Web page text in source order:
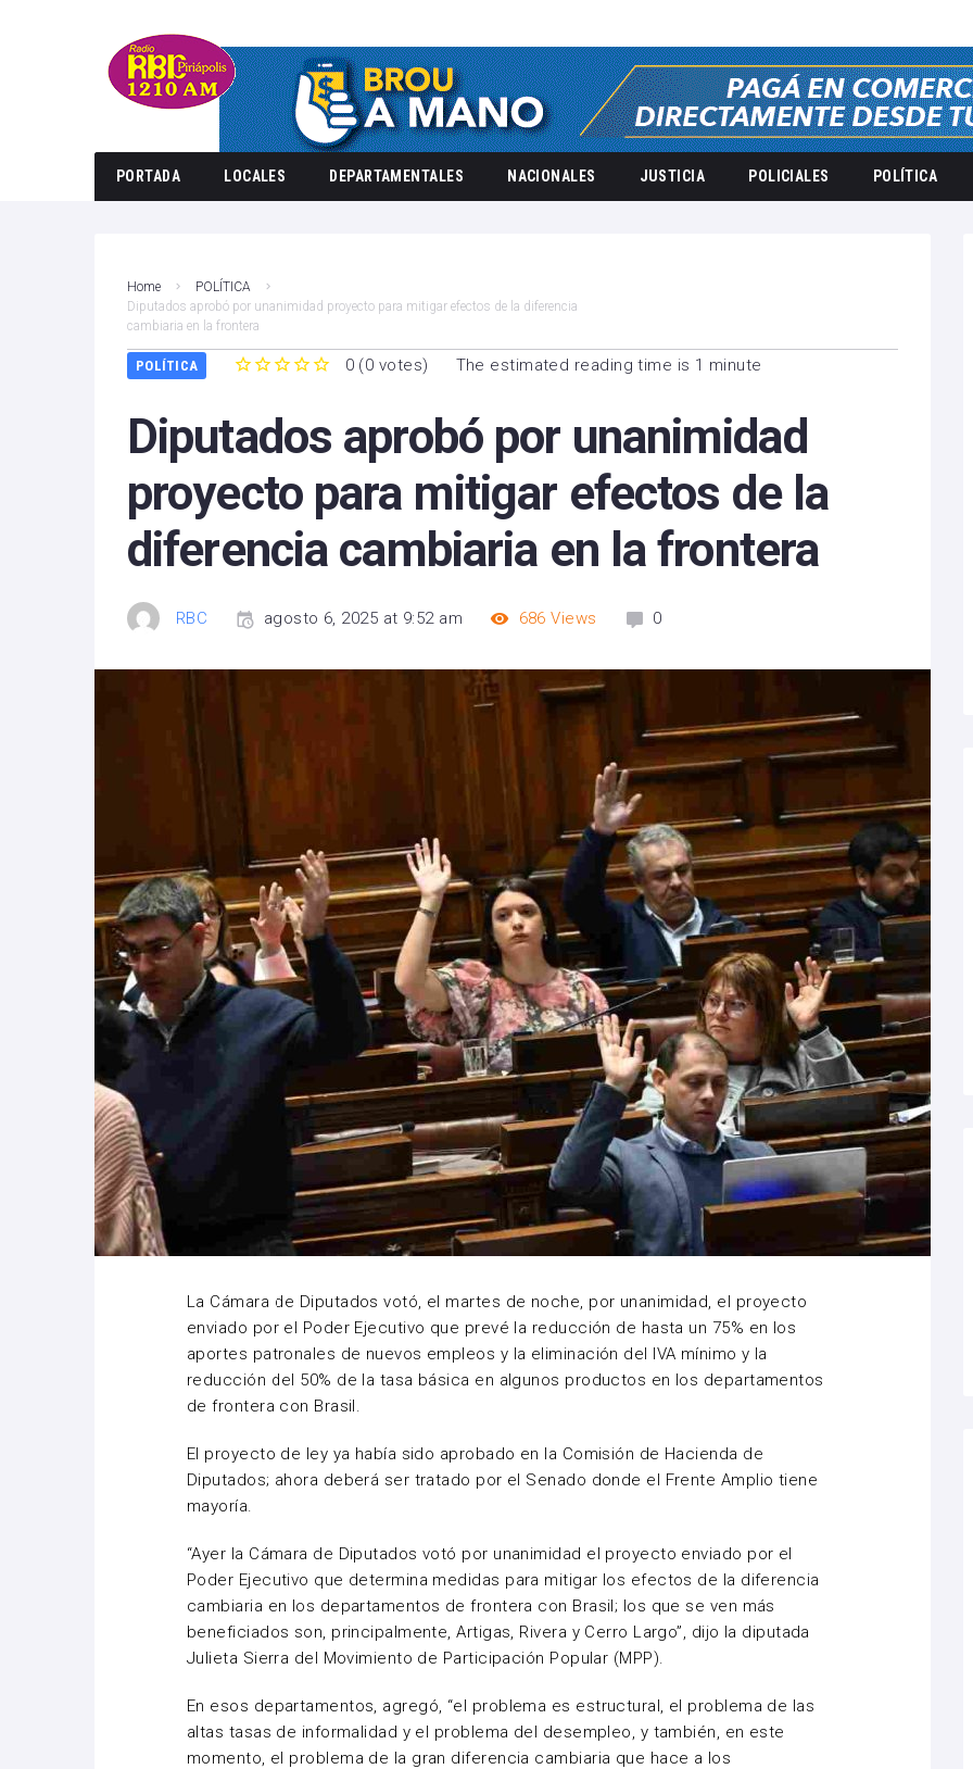
PORTADA LOCALES DEPARTAMENTALES NACIONALES JUSTICIA POLICIALES POLÍTICA
Home
POLÍTICA
Diputados aprobó por unanimidad proyecto para mitigar efectos de la diferencia
cambiaria en la frontera
POLÍTICA 0 (0 votes) The estimated reading time is 1 minute
Diputados aprobó por unanimidad
proyecto para mitigar efectos de la
diferencia cambiaria en la frontera
RBC agosto 6, 2025 at 9:52 am 686 Views 0
La Cámara de Diputados votó, el martes de noche, por unanimidad, el proyecto
enviado por el Poder Ejecutivo que prevé la reducción de hasta un 75% en los
aportes patronales de nuevos empleos y la eliminación del IVA mínimo y la
reducción del 50% de la tasa básica en algunos productos en los departamentos
de frontera con Brasil.
El proyecto de ley ya había sido aprobado en la Comisión de Hacienda de
Diputados; ahora deberá ser tratado por el Senado donde el Frente Amplio tiene
mayoría.
“Ayer la Cámara de Diputados votó por unanimidad el proyecto enviado por el
Poder Ejecutivo que determina medidas para mitigar los efectos de la diferencia
cambiaria en los departamentos de frontera con Brasil; los que se ven más
beneficiados son, principalmente, Artigas, Rivera y Cerro Largo”, dijo la diputada
Julieta Sierra del Movimiento de Participación Popular (MPP).
En esos departamentos, agregó, “el problema es estructural, el problema de las
altas tasas de informalidad y el problema del desempleo, y también, en este
momento, el problema de la gran diferencia cambiaria que hace a los